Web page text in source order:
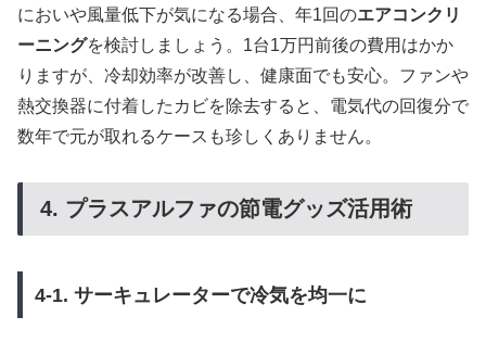
においや風量低下が気になる場合、年1回のエアコンクリ
ーニングを検討しましょう。1台1万円前後の費用はかか
りますが、冷却効率が改善し、健康面でも安心。ファンや
熱交換器に付着したカビを除去すると、電気代の回復分で
数年で元が取れるケースも珍しくありません。
4. プラスアルファの節電グッズ活用術
4-1. サーキュレーターで冷気を均一に